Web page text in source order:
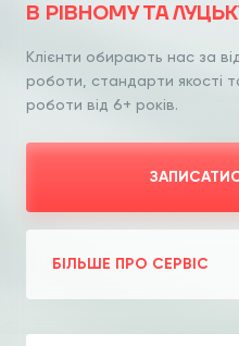
В РІВНОМУ ТА
Клієнти обирають нас за
роботи, стандарти якості
роботи від 6+ років.
БІЛЬШЕ ПРО СЕРВІС